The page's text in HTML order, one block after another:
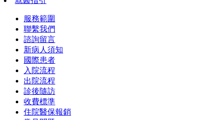
服務範圍
聯繫我們
諮詢留言
新病人須知
國際患者
入院流程
出院流程
診後隨訪
收費標準
住院醫保報銷